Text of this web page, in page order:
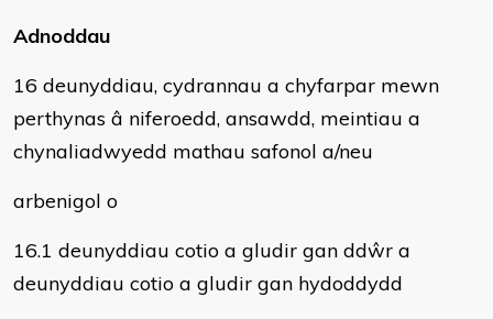
Adnoddau
16 deunyddiau, cydrannau a chyfarpar mewn
perthynas â niferoedd, ansawdd, meintiau a
chynaliadwyedd mathau safonol a/neu
arbenigol o
16.1 deunyddiau cotio a gludir gan ddŵr a
deunyddiau cotio a gludir gan hydoddydd